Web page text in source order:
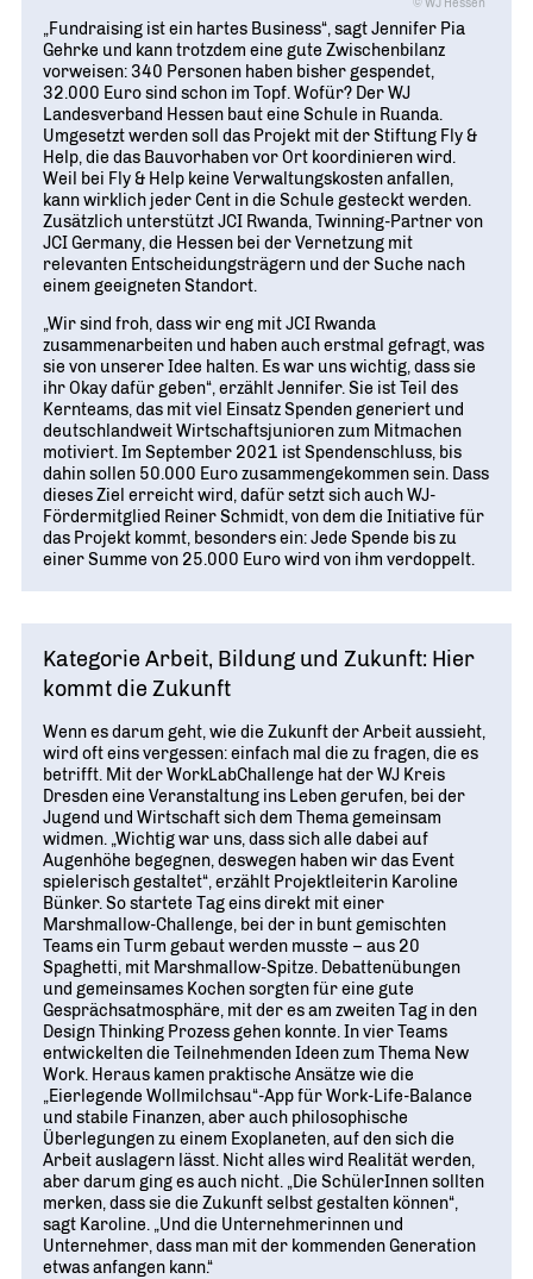
© WJ Hessen
„Fundraising ist ein hartes Business“, sagt Jennifer Pia
Gehrke und kann trotzdem eine gute Zwischenbilanz
vorweisen: 340 Personen haben bisher gespendet,
32.000 Euro sind schon im Topf. Wofür? Der WJ
Landesverband Hessen baut eine Schule in Ruanda.
Umgesetzt werden soll das Projekt mit der Stiftung Fly &
Help, die das Bauvorhaben vor Ort koordinieren wird.
Weil bei Fly & Help keine Verwaltungskosten anfallen,
kann wirklich jeder Cent in die Schule gesteckt werden.
Zusätzlich unterstützt JCI Rwanda, Twinning-Partner von
JCI Germany, die Hessen bei der Vernetzung mit
relevanten Entscheidungsträgern und der Suche nach
einem geeigneten Standort.
„Wir sind froh, dass wir eng mit JCI Rwanda
zusammenarbeiten und haben auch erstmal gefragt, was
sie von unserer Idee halten. Es war uns wichtig, dass sie
ihr Okay dafür geben“, erzählt Jennifer. Sie ist Teil des
Kernteams, das mit viel Einsatz Spenden generiert und
deutschlandweit Wirtschaftsjunioren zum Mitmachen
motiviert. Im September 2021 ist Spendenschluss, bis
dahin sollen 50.000 Euro zusammengekommen sein. Dass
dieses Ziel erreicht wird, dafür setzt sich auch WJ-
Fördermitglied Reiner Schmidt, von dem die Initiative für
das Projekt kommt, besonders ein: Jede Spende bis zu
einer Summe von 25.000 Euro wird von ihm verdoppelt.
Kategorie Arbeit, Bildung und Zukunft: Hier
kommt die Zukunft
Wenn es darum geht, wie die Zukunft der Arbeit aussieht,
wird oft eins vergessen: einfach mal die zu fragen, die es
betrifft. Mit der WorkLabChallenge hat der WJ Kreis
Dresden eine Veranstaltung ins Leben gerufen, bei der
Jugend und Wirtschaft sich dem Thema gemeinsam
widmen. „Wichtig war uns, dass sich alle dabei auf
Augenhöhe begegnen, deswegen haben wir das Event
spielerisch gestaltet“, erzählt Projektleiterin Karoline
Bünker. So startete Tag eins direkt mit einer
Marshmallow-Challenge, bei der in bunt gemischten
Teams ein Turm gebaut werden musste – aus 20
Spaghetti, mit Marshmallow-Spitze. Debattenübungen
und gemeinsames Kochen sorgten für eine gute
Gesprächsatmosphäre, mit der es am zweiten Tag in den
Design Thinking Prozess gehen konnte. In vier Teams
entwickelten die Teilnehmenden Ideen zum Thema New
Work. Heraus kamen praktische Ansätze wie die
„Eierlegende Wollmilchsau“-App für Work-Life-Balance
und stabile Finanzen, aber auch philosophische
Überlegungen zu einem Exoplaneten, auf den sich die
Arbeit auslagern lässt. Nicht alles wird Realität werden,
aber darum ging es auch nicht. „Die SchülerInnen sollten
merken, dass sie die Zukunft selbst gestalten können“,
sagt Karoline. „Und die Unternehmerinnen und
Unternehmer, dass man mit der kommenden Generation
etwas anfangen kann.“